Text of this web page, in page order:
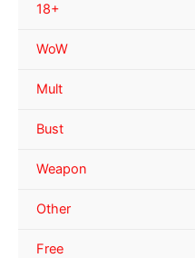
18+
WoW
Mult
Bust
Weapon
Other
Free